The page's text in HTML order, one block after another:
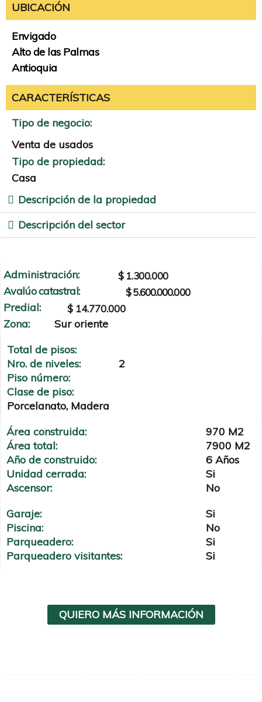
UBICACIÓN
Envigado
Alto de las Palmas
Antioquia
CARACTERÍSTICAS
Tipo de negocio:
Venta de usados
Tipo de propiedad:
Casa
Descripción de la propiedad
Descripción del sector
Administración: $ 1.300.000
Avalúo catastral: $ 5.600.000.000
Predial: $ 14.770.000
Zona:
Sur oriente
Total de pisos:
Nro. de niveles:
2
Piso número:
Clase de piso:
Porcelanato, Madera
Área construida:
970 M2
Área total:
7900 M2
Año de construido:
6 Años
Unidad cerrada:
Si
Ascensor:
No
Garaje:
Si
Piscina:
No
Parqueadero:
Si
Parqueadero visitantes:
Si
QUIERO MÁS INFORMACIÓN